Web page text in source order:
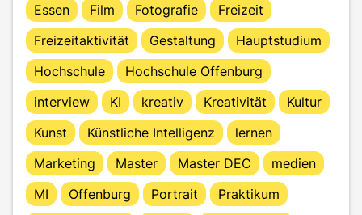
Essen
Film Fotografie
Freizeit
Freizeitaktivität
Gestaltung
Hauptstudium
Hochschule
Hochschule Offenburg
interview
KI kreativ Kreativität
Kultur
Kunst
Künstliche Intelligenz
lernen
Marketing
Master Master DEC
medien
MI
Offenburg Portrait
Praktikum